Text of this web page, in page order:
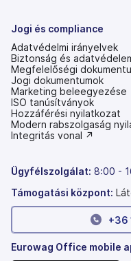
Jogi és compliance
Adatvédelmi irányelvek
Biztonság és
Megfelelőségi
Jogi dokumentumok
Marketing beleegyezése
ISO tanúsítványok
Hozzáférési nyilatkozat
(új
lapon
Modern rabszolgaság
(új
meg)
Integritás vonal ↗
Ügyfélszolgálat: 8:00 -
Támogatási központ:
+36
Eurowag Office mobile